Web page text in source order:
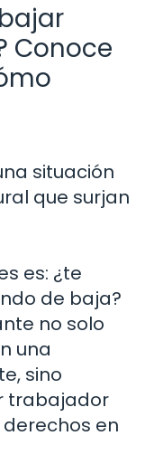
Conoce
situación
que surjan
es: ¿te
de baja?
no solo
una
sino
trabajador
en